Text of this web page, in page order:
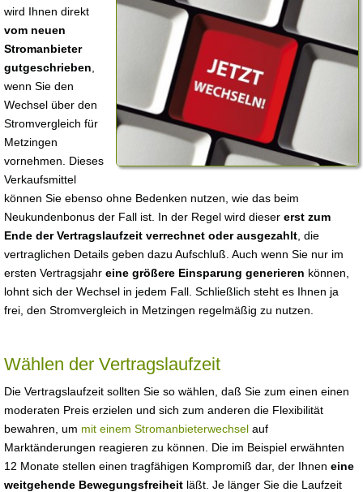
wird Ihnen direkt
vom neuen
Stromanbieter
gutgeschrieben
wenn Sie den
Wechsel über den
Stromvergleich für
Metzingen
vornehmen. Dieses
Verkaufsmittel
können Sie ebenso ohne Bedenken nutzen, wie das beim
Neukundenbonus der Fall ist. In der Regel wird dieser erst zum
Ende der Vertragslaufzeit verrechnet oder ausgezahlt , die
vertraglichen Details geben dazu Aufschluß. Auch wenn Sie nur im
ersten Vertragsjahr eine größere Einsparung generieren können,
lohnt sich der Wechsel in jedem Fall. Schließlich steht es Ihnen ja
frei, den Stromvergleich in Metzingen regelmäßig zu nutzen.
Wählen der Vertragslaufzeit
Die Vertragslaufzeit sollten Sie so wählen, daß Sie zum einen einen
moderaten Preis erzielen und sich zum anderen die Flexibilität
bewahren, um mit einem Stromanbieterwechsel auf
Marktänderungen reagieren zu können. Die im Beispiel erwähnten
12 Monate stellen einen tragfähigen Kompromiß dar, der Ihnen eine
weitgehende Bewegungsfreiheit läßt. Je länger Sie die Laufzeit